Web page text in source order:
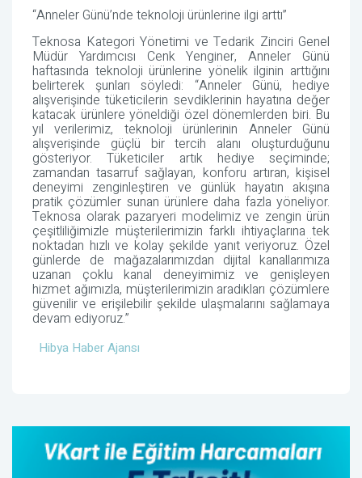
“Anneler Günü’nde teknoloji ürünlerine ilgi arttı”
Teknosa Kategori Yönetimi ve Tedarik Zinciri Genel
Müdür Yardımcısı Cenk Yenginer, Anneler Günü
haftasında teknoloji ürünlerine yönelik ilginin arttığını
belirterek şunları söyledi: “Anneler Günü, hediye
alışverişinde tüketicilerin sevdiklerinin hayatına değer
katacak ürünlere yöneldiği özel dönemlerden biri. Bu
yıl verilerimiz, teknoloji ürünlerinin Anneler Günü
alışverişinde güçlü bir tercih alanı oluşturduğunu
gösteriyor. Tüketiciler artık hediye seçiminde;
zamandan tasarruf sağlayan, konforu artıran, kişisel
deneyimi zenginleştiren ve günlük hayatın akışına
pratik çözümler sunan ürünlere daha fazla yöneliyor.
Teknosa olarak pazaryeri modelimiz ve zengin ürün
çeşitliliğimizle müşterilerimizin farklı ihtiyaçlarına tek
noktadan hızlı ve kolay şekilde yanıt veriyoruz. Özel
günlerde de mağazalarımızdan dijital kanallarımıza
uzanan çoklu kanal deneyimimiz ve genişleyen
hizmet ağımızla, müşterilerimizin aradıkları çözümlere
güvenilir ve erişilebilir şekilde ulaşmalarını sağlamaya
devam ediyoruz.”
Hibya Haber Ajansı